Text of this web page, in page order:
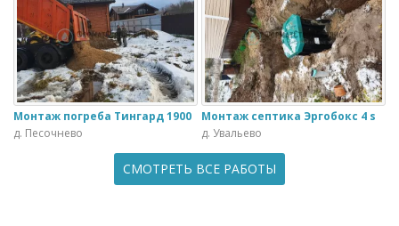
Монтаж погреба Тингард 1900
д. Песочнево
Монтаж септика Эргобокс 4 s
д. Увальево
СМОТРЕТЬ ВСЕ РАБОТЫ